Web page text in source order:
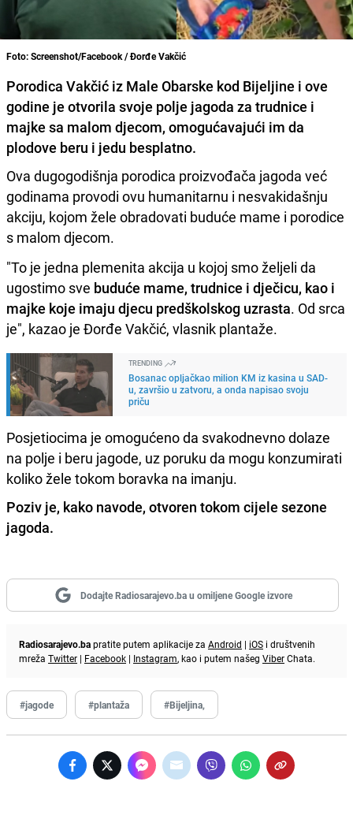
Foto: Screenshot/Facebook / Đorđe Vakčić
Porodica Vakčić iz Male Obarske kod Bijeljine i ove
godine je otvorila svoje polje jagoda za trudnice i
majke sa malom djecom, omogućavajući im da
plodove beru i jedu besplatno.
Ova dugogodišnja porodica proizvođača jagoda već
godinama provodi ovu humanitarnu i nesvakidašnju
akciju, kojom žele obradovati buduće mame i porodice
s malom djecom.
"To je jedna plemenita akcija u kojoj smo željeli da
ugostimo sve buduće mame, trudnice i dječicu, kao i
majke koje imaju djecu predškolskog uzrasta. Od srca
je", kazao je Đorđe Vakčić, vlasnik plantaže.
TRENDING
Bosanac opljačkao milion KM iz kasina u SAD-
u, završio u zatvoru, a onda napisao svoju
priču
Posjetiocima je omogućeno da svakodnevno dolaze
na polje i beru jagode, uz poruku da mogu konzumirati
koliko žele tokom boravka na imanju.
Poziv je, kako navode, otvoren tokom cijele sezone
jagoda.
Dodajte Radiosarajevo.ba u omiljene Google izvore
Radiosarajevo.bapratite putem aplikacije za Android | iOS i društvenih
mreža Twitter | Facebook | Instagram, kao i putem našeg ViberChata.
#jagode #plantaža #Bijeljina,